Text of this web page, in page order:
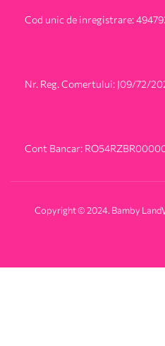
Cod unic de inregistrare:
Nr. Reg. Comertului: J09/72/
Cont Bancar:
Copyright © 2024. Bamby Land